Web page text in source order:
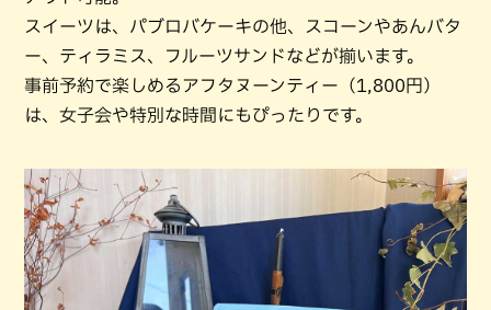
スイーツは、パブロバケーキの他、スコーンやあんバタ
ー、ティラミス、フルーツサンドなどが揃います。
事前予約で楽しめるアフタヌーンティー（1,800円）
は、女子会や特別な時間にもぴったりです。